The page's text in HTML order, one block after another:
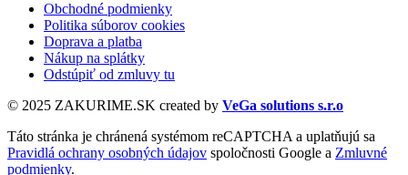
Obchodné podmienky
Politika súborov cookies
Doprava a platba
Nákup na splátky
Odstúpiť od zmluvy tu
© 2025 ZAKURIME.SK created by VeGa solutions s.r.o
Táto stránka je chránená systémom reCAPTCHA a uplatňujú sa
Pravidlá ochrany osobných údajov spoločnosti Google a Zmluvné
podmienky.